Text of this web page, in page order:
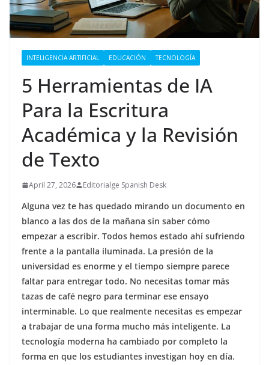
INTELIGENCIA ARTIFICIAL EDUCACIÓN TECNOLOGÍA
5 Herramientas de IA
Para la Escritura
Académica y la Revisión
de Texto
April 27, 2026 Editorialge Spanish Desk
Alguna vez te has quedado mirando un documento en
blanco a las dos de la mañana sin saber cómo
empezar a escribir. Todos hemos estado ahí sufriendo
frente a la pantalla iluminada. La presión de la
universidad es enorme y el tiempo siempre parece
faltar para entregar todo. No necesitas tomar más
tazas de café negro para terminar ese ensayo
interminable. Lo que realmente necesitas es empezar
a trabajar de una forma mucho más inteligente. La
tecnología moderna ha cambiado por completo la
forma en que los estudiantes investigan hoy en día.